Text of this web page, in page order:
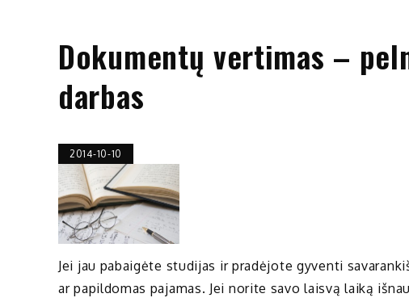
Dokumentų vertimas –
darbas
2014-10-10
Jei jau pabaigėte studijas ir pradėjote gyventi
ar papildomas pajamas. Jei norite savo laisvą laiką